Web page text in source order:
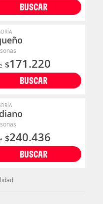
BUSCAR
$171.220
BUSCAR
$240.436
BUSCAR